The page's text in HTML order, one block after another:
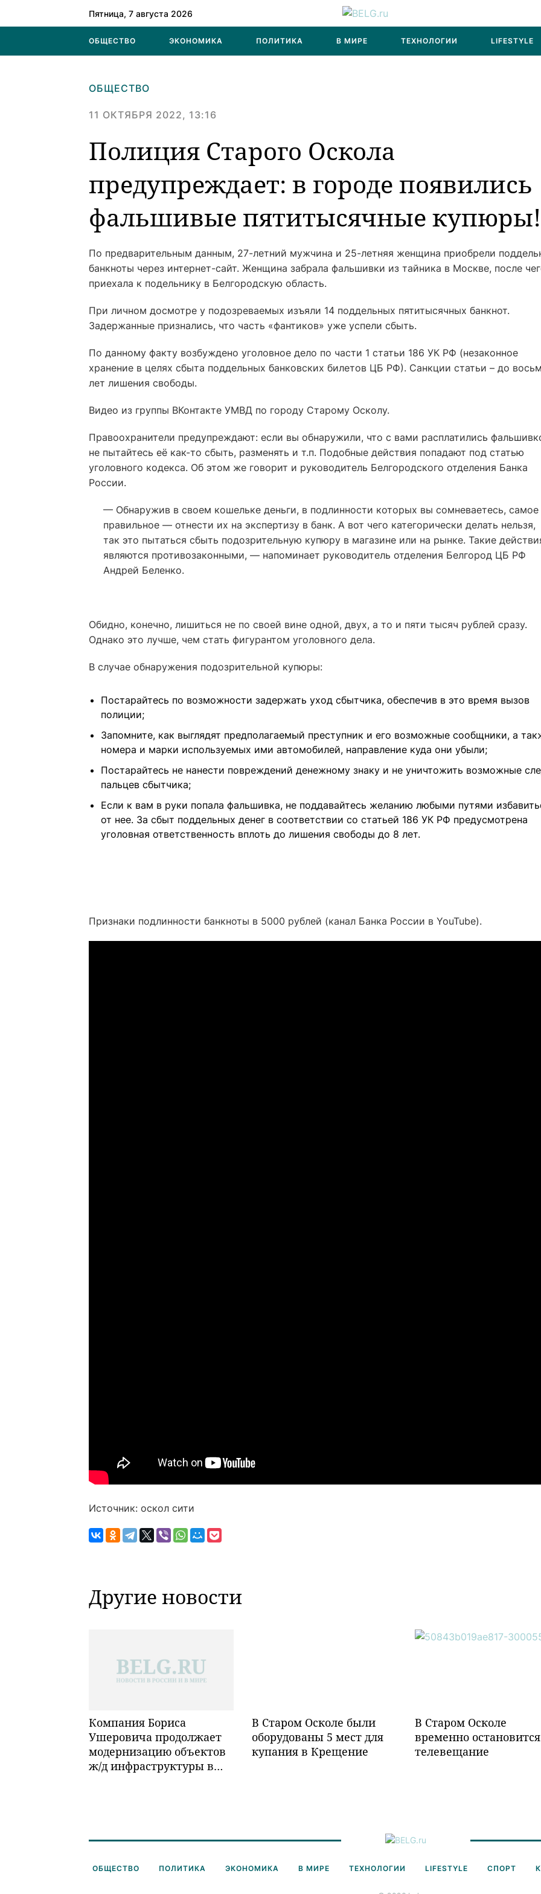
Пятница, 7 августа 2026
ОБЩЕСТВО ЭКОНОМИКА ПОЛИТИКА В МИРЕ ТЕХНОЛОГИИ LIFESTYLE
ОБЩЕСТВО
11 ОКТЯБРЯ 2022, 13:16
Полиция Старого Оскола
предупреждает: в городе появились
фальшивые пятитысячные купюры!
По предварительным данным, 27-летний мужчина и 25-летняя женщина приобрели
банкноты через интернет-сайт. Женщина забрала фальшивки из тайника в Москве, после
приехала к подельнику в Белгородскую область.
При личном досмотре у подозреваемых изъяли 14 поддельных пятитысячных банкнот.
Задержанные признались, что часть «фантиков» уже успели сбыть.
По данному факту возбуждено уголовное дело по части 1 статьи 186 УК РФ (незаконное
хранение в целях сбыта поддельных банковских билетов ЦБ РФ). Санкции статьи – до
лет лишения свободы.
Видео из группы ВКонтакте УМВД по городу Старому Осколу.
Правоохранители предупреждают: если вы обнаружили, что с вами расплатились
не пытайтесь её как-то сбыть, разменять и т.п. Подобные действия попадают под статью
уголовного кодекса. Об этом же говорит и руководитель Белгородского отделения Банка
России.
— Обнаружив в своем кошельке деньги, в подлинности которых вы сомневаетесь, самое
правильное — отнести их на экспертизу в банк. А вот чего категорически делать нельзя,
так это пытаться сбыть подозрительную купюру в магазине или на рынке. Такие
являются противозаконными, — напоминает руководитель отделения Белгород ЦБ РФ
Андрей Беленко.
Обидно, конечно, лишиться не по своей вине одной, двух, а то и пяти тысяч рублей сразу.
Однако это лучше, чем стать фигурантом уголовного дела.
В случае обнаружения подозрительной купюры:
Постарайтесь по возможности задержать уход сбытчика, обеспечив в это время вызов
полиции;
Запомните, как выглядят предполагаемый преступник и его возможные сообщники, а
номера и марки используемых ими автомобилей, направление куда они убыли;
Постарайтесь не нанести повреждений денежному знаку и не уничтожить возможные
пальцев сбытчика;
Если к вам в руки попала фальшивка, не поддавайтесь желанию любыми путями
от нее. За сбыт поддельных денег в соответствии со статьей 186 УК РФ предусмотрена
уголовная ответственность вплоть до лишения свободы до 8 лет.
Признаки подлинности банкноты в 5000 рублей (канал Банка России в YouTube).
Источник: оскол сити
Другие новости
Компания Бориса
Ушеровича продолжает
модернизацию объектов
ж/д инфраструктуры в
В Старом Осколе были
оборудованы 5 мест для
купания в Крещение
В Старом Осколе
временно остановится
телевещание
ОБЩЕСТВО ПОЛИТИКА ЭКОНОМИКА В МИРЕ ТЕХНОЛОГИИ LIFESTYLE СПОРТ